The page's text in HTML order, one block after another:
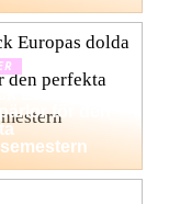
Europas
för den